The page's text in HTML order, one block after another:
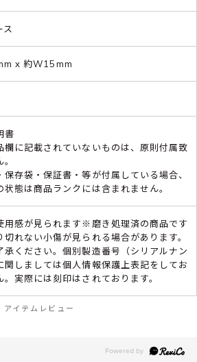
ス
x 約W15mm
書
に記載されていないものは、原則付属致
存袋・保証書・等が付属している場合、
状態は商品ランクには含まれません。
用感が見られます※磨き処理済の商品です
切れない小傷が見られる場合があります。
承ください。個別製造番号（シリアルナン
関しましては個人情報保護上表記をしてお
。実際には刻印はされております。
アイテムレビュー